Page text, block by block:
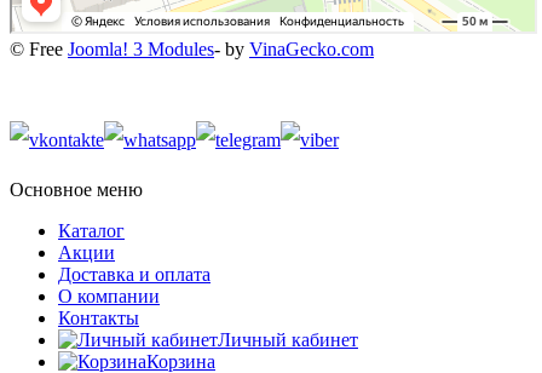
© Free Joomla! 3 Modules- by VinaGecko.com
Основное меню
Каталог
Акции
Доставка и оплата
О компании
Контакты
Личный кабинет
Корзина